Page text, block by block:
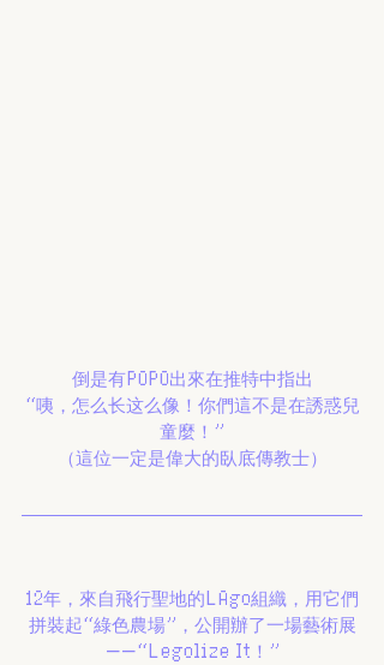
倒是有POPO出來在推特中指出
“咦，怎么长这么像！你們這不是在誘惑兒
童麼！”
（這位一定是偉大的臥底傳教士）
12年，來自飛行聖地的LAgo組織，用它們
拼裝起“綠色農場”，公開辦了一場藝術展
——“Legolize It！”